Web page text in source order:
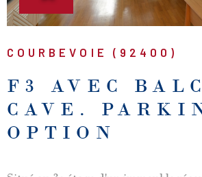
COURBEVOIE (92400)
F3 AVEC
CAVE.
OPTION